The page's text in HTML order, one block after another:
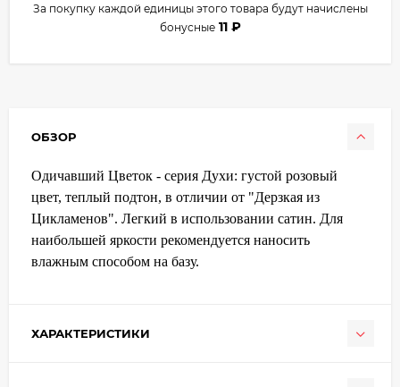
За покупку каждой единицы этого товара будут начислены
бонусные 11 ₽
ОБЗОР
Одичавший Цветок - серия Духи: густой розовый
цвет, теплый подтон, в отличии от "Дерзкая из
Цикламенов". Легкий в использовании сатин. Для
наибольшей яркости рекомендуется наносить
влажным способом на базу.
ХАРАКТЕРИСТИКИ